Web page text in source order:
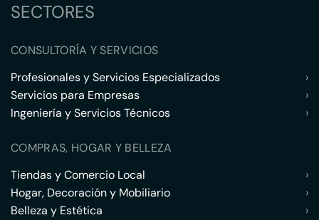
SECTORES
CONSULTORÍA Y SERVICIOS
Profesionales y Servicios Especializados
›
Servicios para Empresas
›
Ingeniería y Servicios Técnicos
›
COMPRAS, HOGAR Y BELLEZA
Tiendas y Comercio Local
›
Hogar, Decoración y Mobiliario
›
Belleza y Estética
›